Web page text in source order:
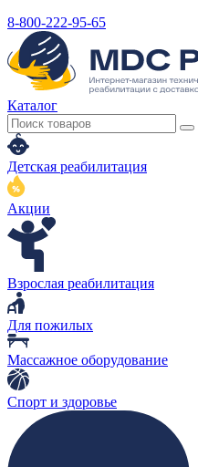
8-800-222-95-65
Каталог
Детская реабилитация
Акции
Взрослая реабилитация
Для пожилых
Массажное оборудование
Спорт и здоровье